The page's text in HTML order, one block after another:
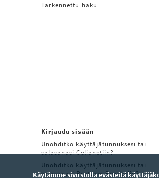
Tarkennettu haku
Kirjaudu sisään
Unohditko käyttäjätunnuksesi tai
salasanasi Celianetiin?
Unohditko käyttäjätunnuksesi tai
salasanasi Pratsam Readeriin?
Käytämme sivustolla evästeitä